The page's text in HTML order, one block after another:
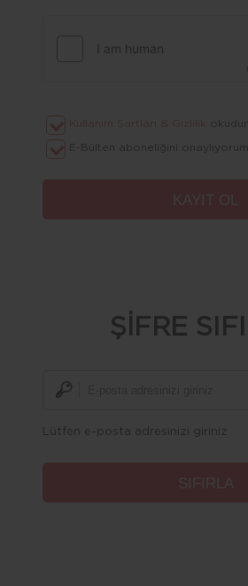
E-Bülten aboneliğini onaylıyorum.
ŞİFRE
Lütfen e-posta adresinizi giriniz